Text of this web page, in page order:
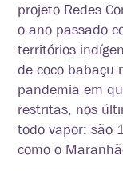
projeto Redes
o ano passado
territórios
de coco babaçu
pandemia em
restritas, nos
todo vapor: são
como o